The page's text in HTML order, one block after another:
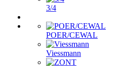
3/4
POER/CEWAL
Viessmann